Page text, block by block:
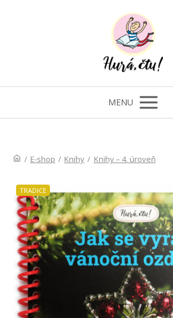
MENU
/ E-shop / Knihy / Knihy – 4. úroveň
TRADICE